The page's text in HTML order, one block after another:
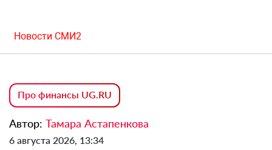
Новости СМИ2
Про финансы UG.RU
Автор: Тамара Астапенкова
6 августа 2026, 13:34